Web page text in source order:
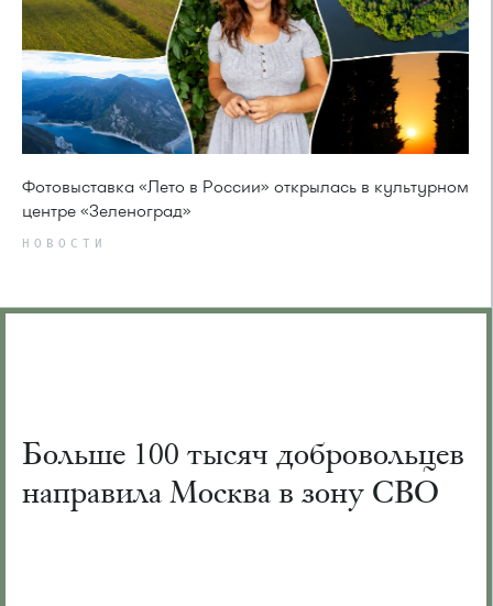
Фотовыставка «Лето в России» открылась в культурном
центре «Зеленоград»
НОВОСТИ
Больше 100 тысяч добровольцев
направила Москва в зону СВО